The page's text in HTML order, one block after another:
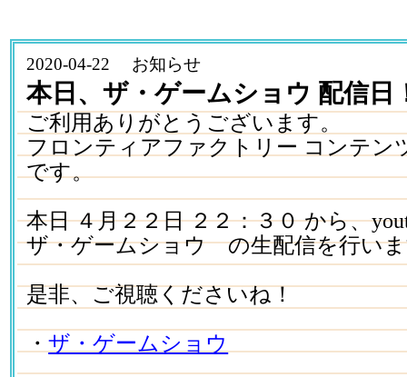
2020-04-22 お知らせ
本日、ザ・ゲームショウ 配信日
ご利用ありがとうございます。
フロンティアファクトリー コンテン
です。
本日 ４月２２日 ２２：３０ から、
ザ・ゲームショウ の生配信を行い
是非、ご視聴くださいね！
・ザ・ゲームショウ